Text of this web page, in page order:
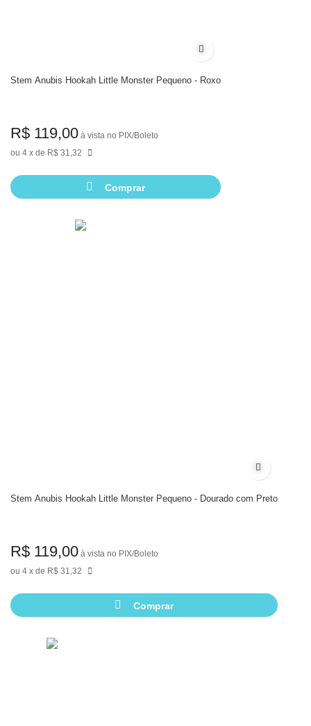
Adicionar à lista de
Stem Anubis Hookah Little Monster Pequeno - Roxo
4 de R$ 31,32
R$ 119,00 à vista no PIX/Boleto
Comprar
Adicionar
Stem Anubis Hookah Little Monster Pequeno - Dourado com Preto
4 de R$ 31,32
R$ 119,00 à vista no PIX/Boleto
Comprar